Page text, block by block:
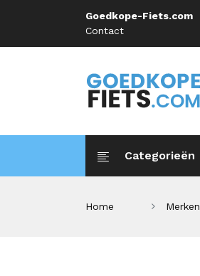
Goedkope-Fiets.com
Contact
Categorieën
Home Merken